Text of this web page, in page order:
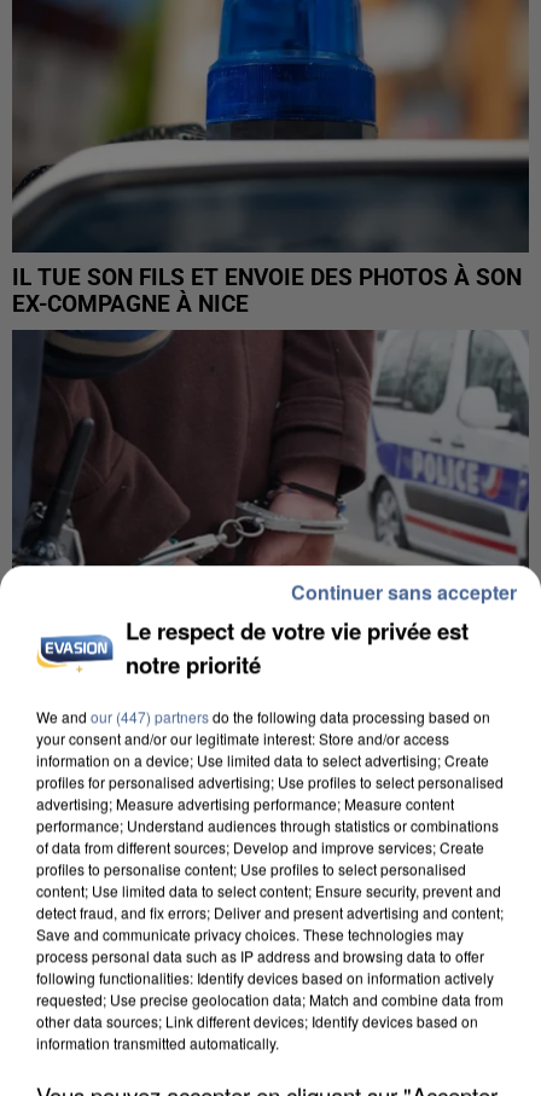
IL TUE SON FILS ET ENVOIE DES PHOTOS À SON
EX-COMPAGNE À NICE
L’UN DES FONDATEURS SUPPOSÉS DE LA DZ
MAFIA INTERPELLÉ EN ALGÉRIE
Le respect de votre vie privée est
notre priorité
We and our (447) partnersdo the following data processing based on
your consent and/or our legitimate interest: Store and/or access
information on a device; Use limited data to select advertising; Create
profiles for personalised advertising; Use profiles to select personalised
advertising; Measure advertising performance; Measure content
performance; Understand audiences through statistics or combinations
of data from different sources; Develop and improve services; Create
profiles to personalise content; Use profiles to select personalised
content; Use limited data to select content; Ensure security, prevent and
detect fraud, and fix errors; Deliver and present advertising and content;
Save and communicate privacy choices. These technologies may
process personal data such as IP address and browsing data to offer
following functionalities: Identify devices based on information actively
requested; Use precise geolocation data; Match and combine data from
other data sources; Link different devices; Identify devices based on
information transmitted automatically.
Continuer sans accepter